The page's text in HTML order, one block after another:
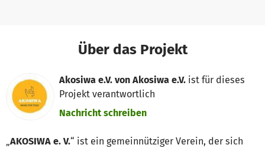
Über das Projekt
Akosiwa e.V. von Akosiwa e.V. ist für dieses
Projekt verantwortlich
Nachricht schreiben
„AKOSIWA e. V.“ ist ein gemeinnütziger Verein, der sich